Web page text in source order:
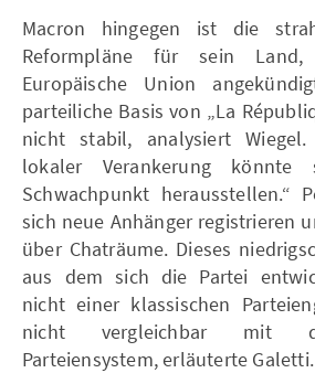
Macron hingegen ist die
Reformpläne für sein
Europäische Union
parteiliche Basis von „La
nicht stabil, analysiert
lokaler Verankerung
Schwachpunkt herausstellen.“
sich neue Anhänger registrieren
über Chaträume. Dieses
aus dem sich die Partei
nicht einer klassischen
nicht vergleichbar mit
Parteiensystem, erläuterte Galetti.